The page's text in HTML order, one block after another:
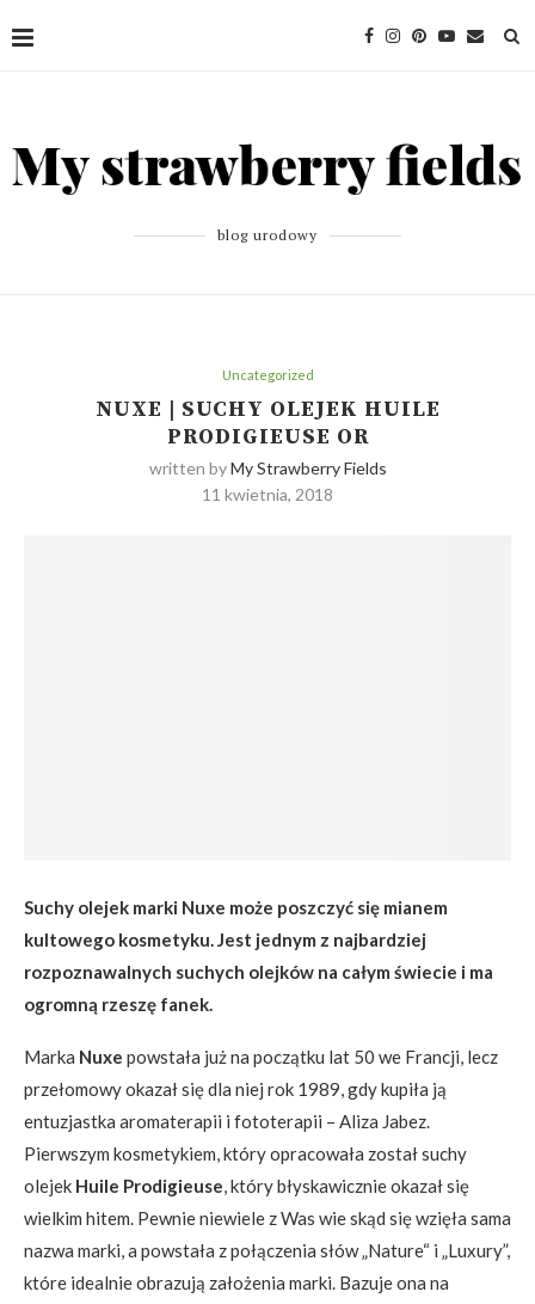
blog urodowy
Uncategorized
NUXE | SUCHY OLEJEK HUILE
PRODIGIEUSE OR
written byMy Strawberry Fields
11 kwietnia, 2018
Suchy olejek marki Nuxe może poszczyć się mianem
kultowego kosmetyku. Jest jednym z najbardziej
rozpoznawalnych suchych olejków na całym świecie i ma
ogromną rzeszę fanek.
Marka Nuxe powstała już na początku lat 50 we Francji, lecz
przełomowy okazał się dla niej rok 1989, gdy kupiła ją
entuzjastka aromaterapii i fototerapii – Aliza Jabez.
Pierwszym kosmetykiem, który opracowała został suchy
olejek Huile Prodigieuse, który błyskawicznie okazał się
wielkim hitem. Pewnie niewiele z Was wie skąd się wzięła sama
nazwa marki, a powstała z połączenia słów „Nature“ i „Luxury”,
które idealnie obrazują założenia marki. Bazuje ona na